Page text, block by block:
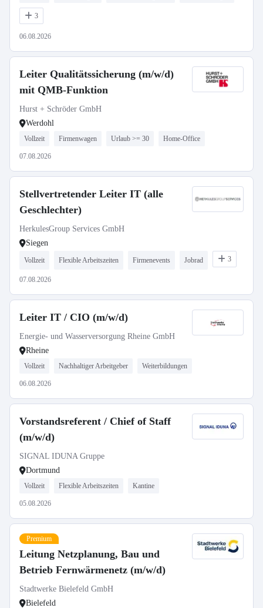
3
06.08.2026
Leiter Qualitätssicherung (m/w/d)
mit QMB-Funktion
Hurst + Schröder GmbH
Werdohl
Vollzeit Firmenwagen Urlaub >= 30 Home-Office
07.08.2026
Stellvertretender Leiter IT (alle
Geschlechter)
HerkulesGroup Services GmbH
Siegen
Vollzeit Flexible Arbeitszeiten Firmenevents Jobrad 3
07.08.2026
Leiter IT / CIO (m/w/d)
Energie- und Wasserversorgung Rheine GmbH
Rheine
Vollzeit Nachhaltiger Arbeitgeber Weiterbildungen
06.08.2026
Vorstandsreferent / Chief of Staff
(m/w/d)
SIGNAL IDUNA Gruppe
Dortmund
Vollzeit Flexible Arbeitszeiten Kantine
05.08.2026
Premium
Leitung Netzplanung, Bau und
Betrieb Fernwärmenetz (m/w/d)
Stadtwerke Bielefeld GmbH
Bielefeld